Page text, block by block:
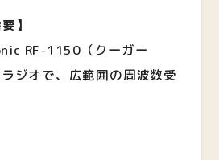
】
RF-1150（クーガー
ジオで、広範囲の周波数受